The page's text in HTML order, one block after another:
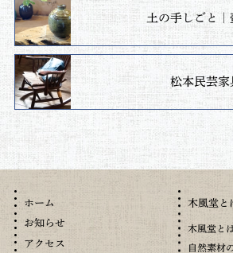
土の手しごと｜
松本民芸家
ホーム
お知らせ
アクセス
木風堂と
木風堂と
自然素材